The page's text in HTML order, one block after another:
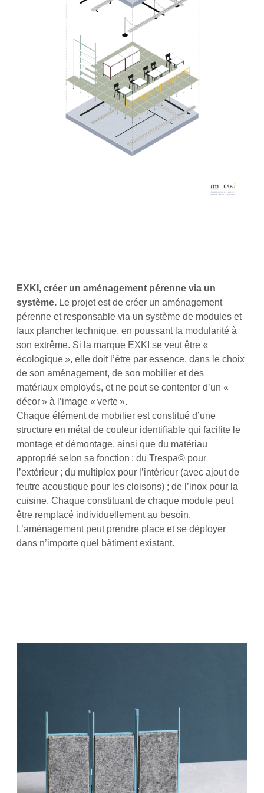
EXKI, créer un aménagement pérenne via un
système. Le projet est de créer un aménagement
pérenne et responsable via un système de modules et
faux plancher technique, en poussant la modularité à
son extrême. Si la marque EXKI se veut être «
écologique », elle doit l’être par essence, dans le choix
de son aménagement, de son mobilier et des
matériaux employés, et ne peut se contenter d’un «
décor » à l’image « verte ».
Chaque élément de mobilier est constitué d’une
structure en métal de couleur identifiable qui facilite le
montage et démontage, ainsi que du matériau
approprié selon sa fonction : du Trespa© pour
l’extérieur ; du multiplex pour l’intérieur (avec ajout de
feutre acoustique pour les cloisons) ; de l’inox pour la
cuisine. Chaque constituant de chaque module peut
être remplacé individuellement au besoin.
L’aménagement peut prendre place et se déployer
dans n’importe quel bâtiment existant.